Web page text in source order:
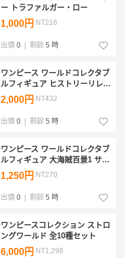
ー トラファルガー・ロー
1,000円 NT216
出價 0 剩餘 5 時
ワンピース ワールドコレクタブ
ルフィギュア ヒストリーリレー
20TH vol.3 マルコ
2,000円 NT432
出價 0 剩餘 5 時
ワンピース ワールドコレクタブ
ルフィギュア 大海賊百景1 サン
ジ
1,250円 NT270
出價 0 剩餘 5 時
ワンピースコレクション ストロ
ングワールド 全10種セット
6,000円 NT1,298